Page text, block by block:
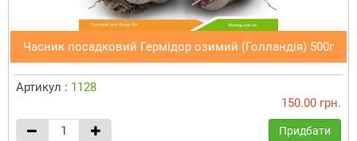
Часник посадковий Гермідор озимий (Голландія) 500г
Артикул : 1128
150.00 грн.
Придбати